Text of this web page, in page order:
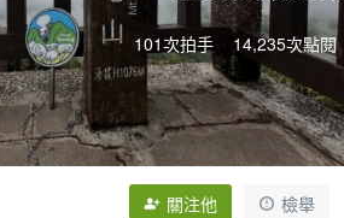
101次拍手 14,235次點閱
關注他 檢舉